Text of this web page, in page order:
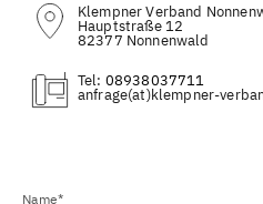
Klempner Verband
Hauptstraße 12
82377 Nonnenwald
Tel: 08938037711
(at)
Name*